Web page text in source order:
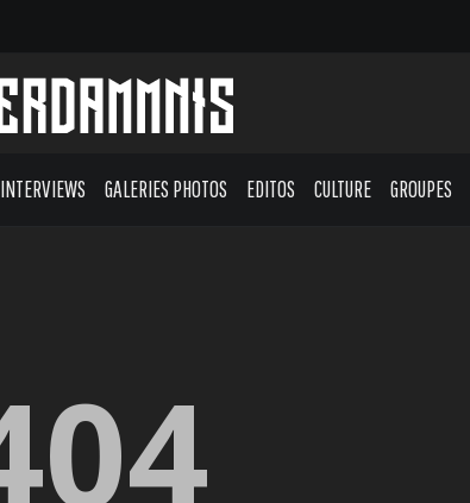
INTERVIEWS GALERIES PHOTOS EDITOS CULTURE GROUPES